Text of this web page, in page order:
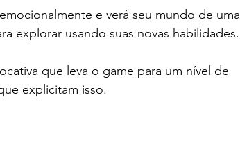
e verá seu mundo de uma
explorar usando suas novas habilidades.
que leva o game para um nível de
explicitam isso.